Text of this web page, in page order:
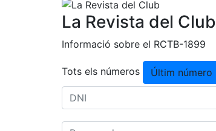
La Revista del Club
Informació sobre el RCTB-1899
Tots els números Últim número